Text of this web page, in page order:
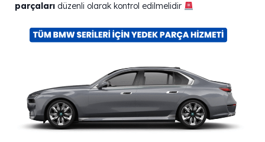
parçaları düzenli olarak kontrol edilmelidir